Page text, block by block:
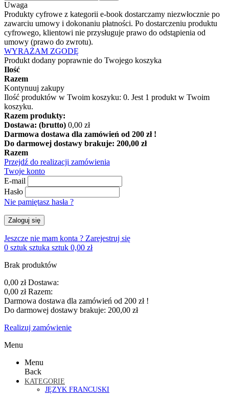
Uwaga
Produkty cyfrowe z kategorii e-book dostarczamy niezwłocznie po
zawarciu umowy i dokonaniu płatności. Po dostarczeniu produktu
cyfrowego, klientowi nie przysługuje prawo do odstąpienia od
umowy (prawo do zwrotu).
WYRAŻAM ZGODĘ
Produkt dodany poprawnie do Twojego koszyka
Ilość
Razem
Kontynuuj zakupy
Ilość produktów w Twoim koszyku: 0. Jest 1 produkt w Twoim
koszyku.
Razem produkty:
Dostawa: (brutto) 0,00 zł
Darmowa dostawa dla zamówień od 200 zł !
Do darmowej dostawy brakuje: 200,00 zł
Razem
Przejdź do realizacji zamówienia
Twoje konto
E-mail
Hasło
Nie pamiętasz hasła ?
Zaloguj się
Jeszcze nie mam konta ? Zarejestruj się
0 sztuk sztuka sztuk 0,00 zł
Brak produktów
0,00 złDostawa:
0,00 zł Razem:
Darmowa dostawa dla zamówień od 200 zł !
Do darmowej dostawy brakuje: 200,00 zł
Realizuj zamówienie
Menu
Menu
Back
KATEGORIE
JĘZYK FRANCUSKI